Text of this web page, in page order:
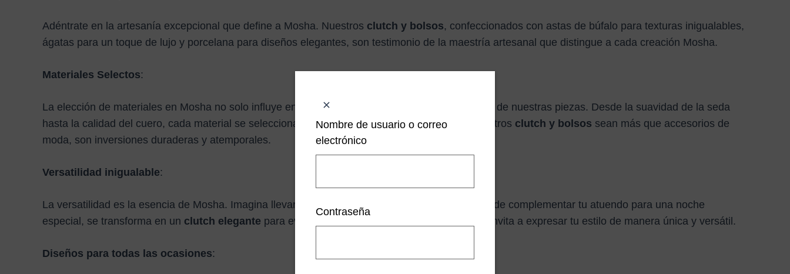
Adéntrate en la artesanía excepcional que define a Mosha. Nuestros clutch y bolsos, confeccionados con astas de búfalo para texturas inigualables,
ágatas para un toque de lujo y porcelana para diseños elegantes, son testimonio de la maestría artesanal que distingue a cada creación Mosha.
Materiales Selectos:
La elección de materiales en Mosha no solo influye en la estética, sino también en la durabilidad de nuestras piezas. Desde la suavidad de la seda
hasta la calidad del cuero, cada material se selecciona cuidadosamente para asegurar que nuestros clutch y bolsos sean más que accesorios de
moda, son inversiones duraderas y atemporales.
Versatilidad inigualable:
La versatilidad es la esencia de Mosha. Imagina llevar un
que, además de complementar tu atuendo para una noche
especial, se transforma en un clutch elegante para eventos más íntimos. Nuestra colección te invita a expresar tu estilo de manera única y versátil.
Diseños para todas las ocasiones:
Nombre de usuario o correo
electrónico
Contraseña